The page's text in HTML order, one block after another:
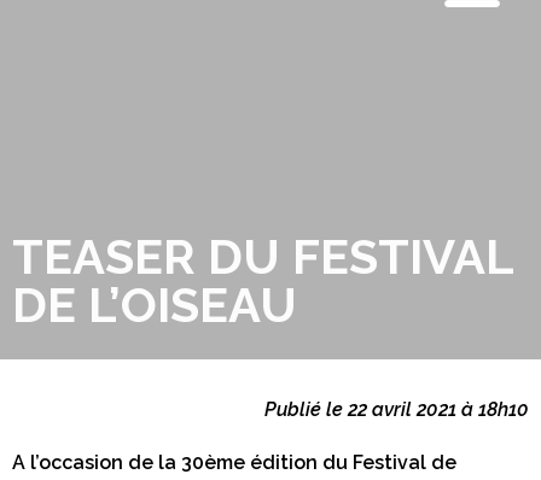
TEASER DU FESTIVAL
DE L’OISEAU
Publié le 22 avril 2021 à 18h10
A l’occasion de la 30ème édition du Festival de